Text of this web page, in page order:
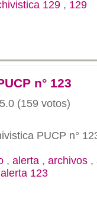
129 , 129
n° 123
(159 votos)
PUCP n°
, alerta , archivos ,
alerta 123